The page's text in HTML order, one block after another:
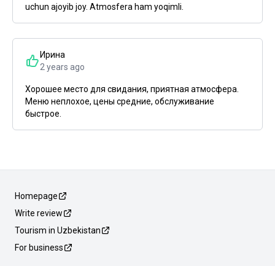
uchun ajoyib joy. Atmosfera ham yoqimli.
Ирина
2 years ago
Хорошее место для свидания, приятная атмосфера.
Меню неплохое, цены средние, обслуживание
быстрое.
Homepage
Write review
Tourism in Uzbekistan
For business